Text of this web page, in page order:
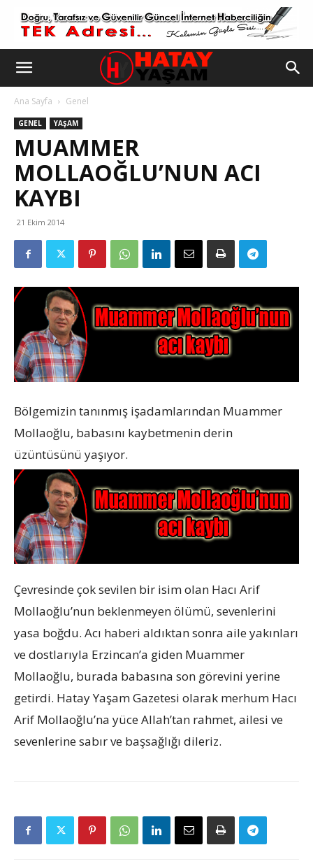
Ana Sayfa Genel
GENEL YAŞAM
MUAMMER
MOLLAOĞLU’NUN ACI
KAYBI
21 Ekim 2014
Bölgemizin tanınmış işadamlarından Muammer
Mollaoğlu, babasını kaybetmenin derin
üzüntüsünü yaşıyor.
Çevresinde çok sevilen bir isim olan Hacı Arif
Mollaoğlu’nun beklenmeyen ölümü, sevenlerini
yasa boğdu. Acı haberi aldıktan sonra aile yakınları
ve dostlarıyla Erzincan’a giden Muammer
Mollaoğlu, burada babasına son görevini yerine
getirdi. Hatay Yaşam Gazetesi olarak merhum Hacı
Arif Mollaoğlu’na yüce Allah’tan rahmet, ailesi ve
sevenlerine sabır ve başsağlığı dileriz.